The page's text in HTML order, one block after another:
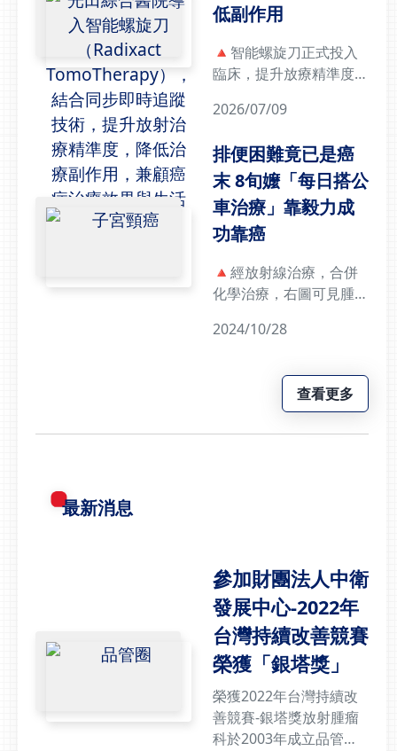
低副作用
🔺智能螺旋刀正式投入
臨床，提升放療精準度精
也守護生活品質癌症放射
滅腫瘤」，如何在控制病
灶同時，盡可能降低副作
用、保留器官功能與生活
品質，已成為現今癌症治
療的重要目標。光田綜合
醫院放射腫瘤科主任王銘
志醫師表示，隨著放射治
放療」做到的不只是提高
中減少正常組織受損，讓
病人完成治療後，仍能維
持良好的生活品質。智能
螺旋刀進駐向上院區 同
Synchrony®同步即時追
蹤系統，具備「偵測、追
蹤、修正」三大功能，針
對會隨呼吸移動或器官蠕
動的腫瘤，在治療過程中
即時追蹤腫瘤位置，全程
自動同步動態調整射束，
確保精準對準腫瘤。根據
2026/07/09
排便困難竟已是癌
末 8旬嬤「每日搭公
車治療」靠毅力成
功靠癌
🔺經放射線治療，合併
化學治療，右圖可見腫瘤
已經是個警訊，加上很多
經錯失救治的最佳黃金時
間！光田醫院一名病例是
主任王銘志說，這名女患
者因排便困難及疼痛，在
他院就醫均無改善，轉診
到光田醫院檢查，確診是
子宮頸癌第四期，且壓迫
直腸合併淋巴轉移，正是
她排便不順的主因。王銘
志說明，阿嬤經接受2個
多月的放射線治療、化學
2024/10/28
查看更多
最新消息
參加財團法人中衛
發展中心-2022年
台灣持續改善競賽
榮獲「銀塔獎」
榮獲2022年台灣持續改
善競賽-銀塔獎放射腫瘤
科於2003年成立品管圈-